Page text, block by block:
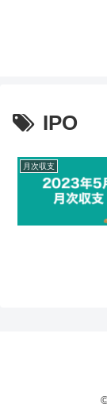
IPO
月次収支